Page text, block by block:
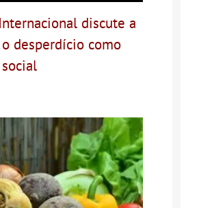
discute a
desperdício como